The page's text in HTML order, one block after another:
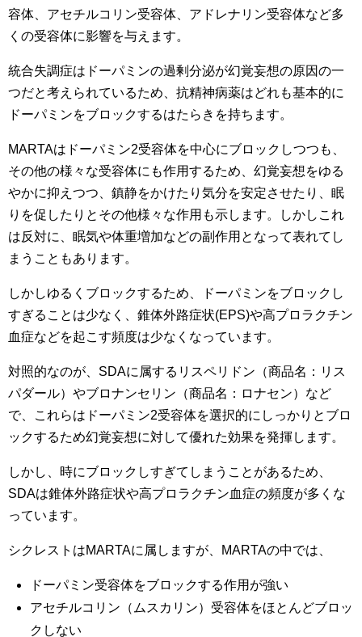
容体、アセチルコリン受容体、アドレナリン受容体など多
くの受容体に影響を与えます。
統合失調症はドーパミンの過剰分泌が幻覚妄想の原因の一
つだと考えられているため、抗精神病薬はどれも基本的に
ドーパミンをブロックするはたらきを持ちます。
MARTAはドーパミン2受容体を中心にブロックしつつも、
その他の様々な受容体にも作用するため、幻覚妄想をゆる
やかに抑えつつ、鎮静をかけたり気分を安定させたり、眠
りを促したりとその他様々な作用も示します。しかしこれ
は反対に、眠気や体重増加などの副作用となって表れてし
まうこともあります。
しかしゆるくブロックするため、ドーパミンをブロックし
すぎることは少なく、錐体外路症状(EPS)や高プロラクチン
血症などを起こす頻度は少なくなっています。
対照的なのが、SDAに属するリスペリドン（商品名：リス
パダール）やブロナンセリン（商品名：ロナセン）など
で、これらはドーパミン2受容体を選択的にしっかりとブロ
ックするため幻覚妄想に対して優れた効果を発揮します。
しかし、時にブロックしすぎてしまうことがあるため、
SDAは錐体外路症状や高プロラクチン血症の頻度が多くな
っています。
シクレストはMARTAに属しますが、MARTAの中では、
ドーパミン受容体をブロックする作用が強い
アセチルコリン（ムスカリン）受容体をほとんどブロッ
クしない